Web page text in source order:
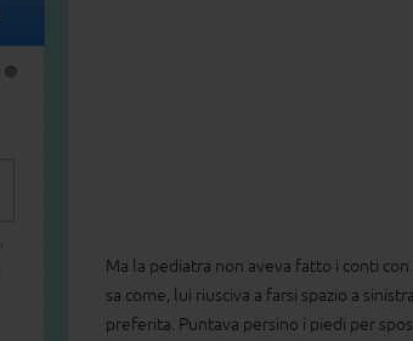
Ma la pediatra non aveva fatto i conti
sa come, lui riusciva a farsi spazio a
preferita. Puntava persino i piedi per